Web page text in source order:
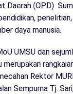
Daerah (OPD)
daya manusia.
UMSU dan
merupakan
Rektor
Sempurna Tj.